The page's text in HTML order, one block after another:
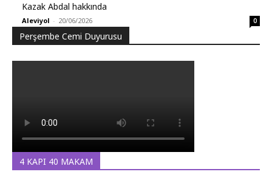
Kazak Abdal hakkında
Aleviyol - 20/06/2026 0
Perşembe Cemi Duyurusu
4 KAPI 40 MAKAM